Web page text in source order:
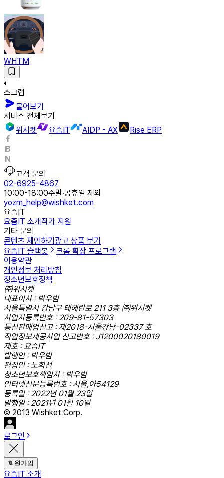
WHTM
스크랩
물어보기
서비스 전체보기
위시켓
요즘IT AIDP - AX Rise ERP
고객 문의
02-6925-4867
10:00-18:00주말·공휴일 제외
yozm_help@wishket.com
요즘IT
요즘IT 소개작가 지원
기타 문의
콘텐츠 제안하기 광고 상품 보기
요즘IT 슬랙봇
크롬 확장 프로그램
이용약관
개인정보 처리방침
청소년보호정책
㈜위시켓
대표이사 : 박우범
서울특별시 강남구 테헤란로 211 3층 ㈜위시켓
사업자등록번호 : 209-81-57303
통신판매업신고 : 제2018-서울강남-02337 호
직업정보제공사업 신고번호 : J1200020180019
제호 : 요즘IT
발행인 : 박우범
편집인 : 노희선
청소년보호책임자 : 박우범
인터넷신문등록번호 : 서울,아54129
등록일 : 2022년 01월 23일
발행일 : 2021년 01월 10일
© 2013 Wishket Corp.
로그인
회원가입
요즘IT 소개